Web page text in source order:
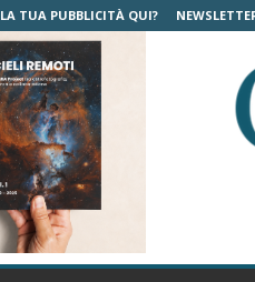
LA TUA PUBBLICITÀ QUI?
C